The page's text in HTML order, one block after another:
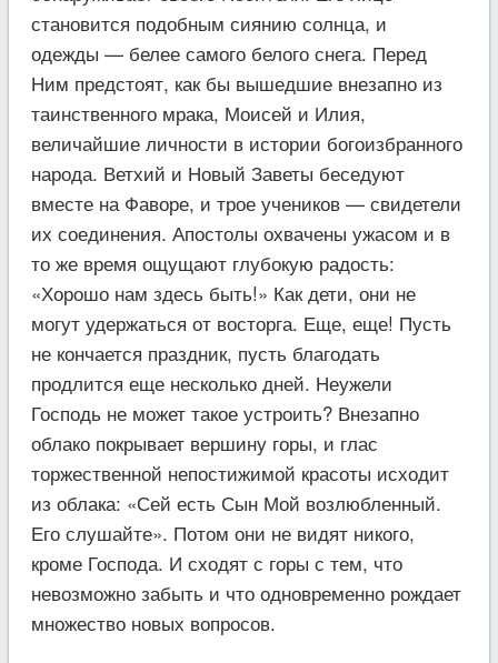
становится подобным сиянию солнца, и
одежды — белее самого белого снега. Перед
Ним предстоят, как бы вышедшие внезапно из
таинственного мрака, Моисей и Илия,
величайшие личности в истории богоизбранного
народа. Ветхий и Новый Заветы беседуют
вместе на Фаворе, и трое учеников — свидетели
их соединения. Апостолы охвачены ужасом и в
то же время ощущают глубокую радость:
«Хорошо нам здесь быть!» Как дети, они не
могут удержаться от восторга. Еще, еще! Пусть
не кончается праздник, пусть благодать
продлится еще несколько дней. Неужели
Господь не может такое устроить? Внезапно
облако покрывает вершину горы, и глас
торжественной непостижимой красоты исходит
из облака: «Сей есть Сын Мой возлюбленный.
Его слушайте». Потом они не видят никого,
кроме Господа. И сходят с горы с тем, что
невозможно забыть и что одновременно рождает
множество новых вопросов.